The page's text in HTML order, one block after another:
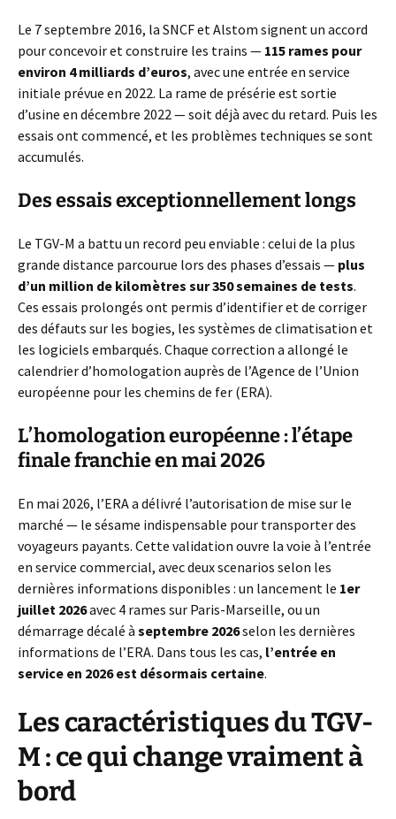
Le 7 septembre 2016, la SNCF et Alstom signent un accord
pour concevoir et construire les trains — 115 rames pour
environ 4 milliards d’euros, avec une entrée en service
initiale prévue en 2022. La rame de présérie est sortie
d’usine en décembre 2022 — soit déjà avec du retard. Puis les
essais ont commencé, et les problèmes techniques se sont
accumulés.
Des essais exceptionnellement longs
Le TGV-M a battu un record peu enviable : celui de la plus
grande distance parcourue lors des phases d’essais — plus
d’un million de kilomètres sur 350 semaines de tests.
Ces essais prolongés ont permis d’identifier et de corriger
des défauts sur les bogies, les systèmes de climatisation et
les logiciels embarqués. Chaque correction a allongé le
calendrier d’homologation auprès de l’Agence de l’Union
européenne pour les chemins de fer (ERA).
L’homologation européenne : l’étape
finale franchie en mai 2026
En mai 2026, l’ERA a délivré l’autorisation de mise sur le
marché — le sésame indispensable pour transporter des
voyageurs payants. Cette validation ouvre la voie à l’entrée
en service commercial, avec deux scenarios selon les
dernières informations disponibles : un lancement le 1er
juillet 2026avec 4 rames sur Paris-Marseille, ou un
démarrage décalé à septembre 2026selon les dernières
informations de l’ERA. Dans tous les cas, l’entrée en
service en 2026 est désormais certaine.
Les caractéristiques du TGV-
M : ce qui change vraiment à
bord